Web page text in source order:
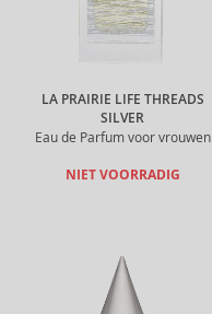
LA PRAIRIE LIFE THREADS
SILVER
Eau de Parfum voor vrouwen
NIET VOORRADIG